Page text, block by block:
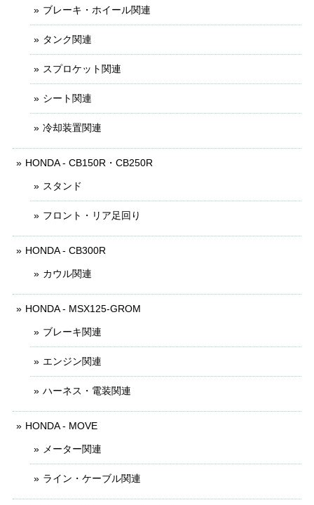
ブレーキ・ホイール関連
タンク関連
スプロケット関連
シート関連
冷却装置関連
HONDA - CB150R・CB250R
スタンド
フロント・リア足回り
HONDA - CB300R
カウル関連
HONDA - MSX125-GROM
ブレーキ関連
エンジン関連
ハーネス・電装関連
HONDA - MOVE
メーター関連
ライン・ケーブル関連